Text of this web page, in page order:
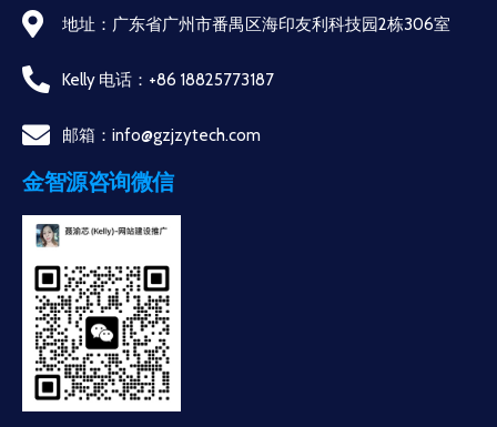
地址：广东省广州市番禺区海印友利科技园2栋306室
Kelly 电话：+86 18825773187
邮箱：info@gzjzytech.com
金智源咨询微信